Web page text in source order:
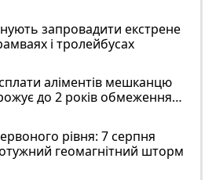
запровадити екстрене
і тролейбусах
аліментів мешканцю
до 2 років обмеження
рівня: 7 серпня
геомагнітний шторм